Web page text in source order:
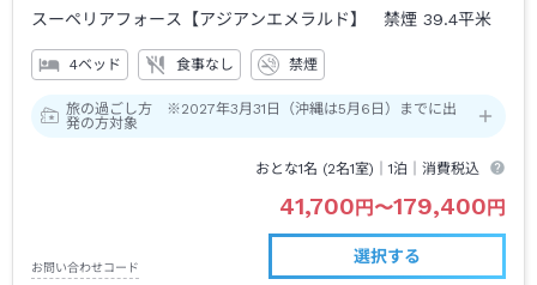
スーペリアフォース【アジアンエメラルド】 禁煙 39.4平米
4ベッド 食事なし 禁煙
旅の過ごし方 ※2027年3月31日（沖縄は5月6日）までに出
発の方対象
おとな1名 (2名1室)｜1泊 ｜消費税込
41,700円〜179,400円
お問い合わせコード
選択する